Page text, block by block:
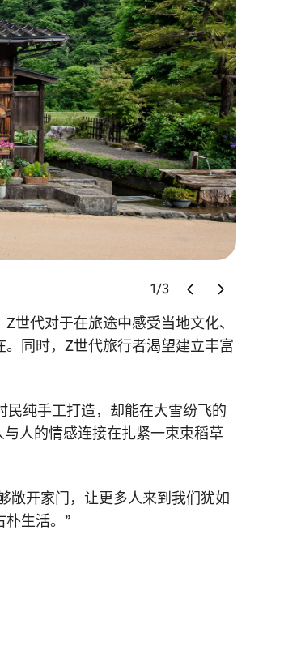
1/3
世代对于在旅途中感受当地文化、
同时，Z世代旅行者渴望建立丰富
纯手工打造，却能在大雪纷飞的
人的情感连接在扎紧一束束稻草
敞开家门，让更多人来到我们犹如
生活。”